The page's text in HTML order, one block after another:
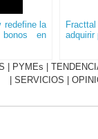
redefine la
en
adquirir
PYMEs
SERVICIOS